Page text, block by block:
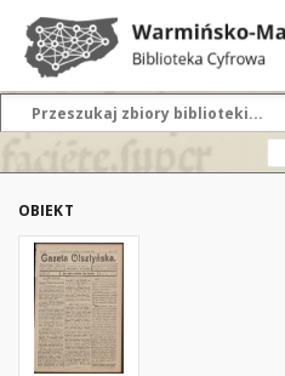
OBIEKT